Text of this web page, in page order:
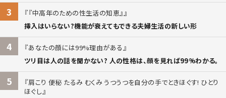
3
『中高年のための性生活の知恵』
挿入はいらない?機能が衰えてもできる夫婦生活の新しい形
4
あなたの顔には99%理由がある
ツリ目は人の話を聞かない? 人の性格は、顔を見れば99%わかる。
5
肩こり 便秘 たるみ むくみ うつうつを自分の手でときほぐす! ひとり
ほぐし